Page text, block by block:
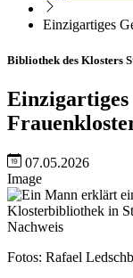
Einzigartiges
Bibliothek des Klosters
Einzigartiges
07.05.2026
Image
Nachweis
Fotos: Rafael